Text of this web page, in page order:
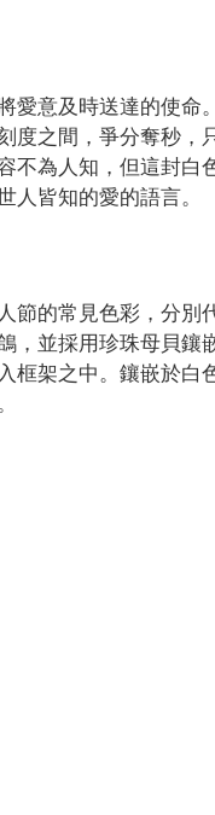
愛意及時送達的使命
度之間，爭分奪秒，
不為人知，但這封白
皆知的愛的語言。
節的常見色彩，分別
，並採用珍珠母貝
框架之中。鑲嵌於白